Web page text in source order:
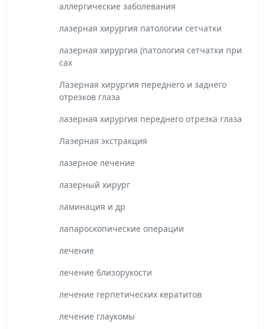
аллергические заболевания
лазерная хирургия патологии сетчатки
лазерная хирургия (патология сетчатки при
сах
Лазерная хирургия переднего и заднего
отрезков глаза
лазерная хирургия переднего отрезка глаза
Лазерная экстракция
лазерное лечение
лазерный хирург
ламинация и др
лапароскопические операции
лечение
лечение близорукости
лечение герпетических кератитов
лечение глаукомы